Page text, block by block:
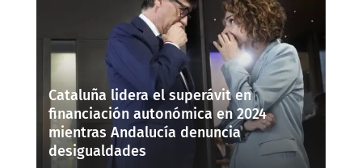
Cataluña lidera el superávit en
financiación autonómica en 2024
mientras Andalucía denuncia
desigualdades